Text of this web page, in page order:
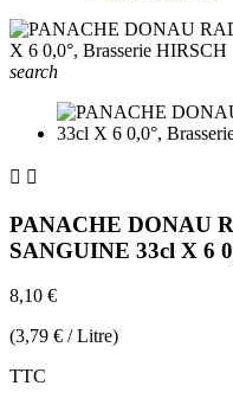
search
 
PANACHE DONAU
SANGUINE 33cl X 6
8,10 €
(3,79 € / Litre)
TTC